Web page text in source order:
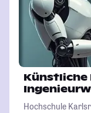
Künstliche
Hochschule